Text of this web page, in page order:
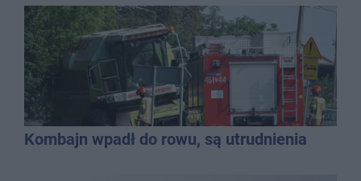
Kombajn wpadł do rowu, są utrudnienia